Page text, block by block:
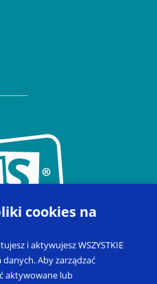
cookies na
i aktywujesz WSZYSTKIE
Aby zarządzać
aktywowane lub